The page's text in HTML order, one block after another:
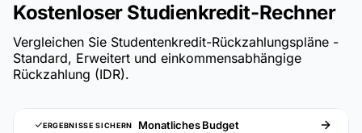
Kostenloser Studienkredit-Rechner
Vergleichen Sie Studentenkredit-Rückzahlungspläne -
Standard, Erweitert und einkommensabhängige
Rückzahlung (IDR).
ERGEBNISSE SICHERN Monatliches Budget